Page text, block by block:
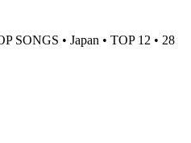
SONGS • Japan • TOP 12 • 28